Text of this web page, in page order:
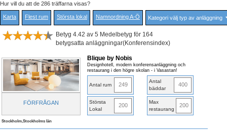
Hur vill du att de 286 träffarna visas?
Karta Flest rum Största lokal Namnordning A-Ö
Betyg 4.42 av 5 Medelbetyg för 164
betygsatta anläggningar(Konferensindex)
FÖRFRÅGAN
Blique by Nobis
Designhotell, modern konferensanläggning och
restaurang i den högre skolan - i Vasastan!
Antal rum 249
Antal
bäddar
400
Största
Lokal
200
Max
restaurang
200
Stockholm,Stockholms län